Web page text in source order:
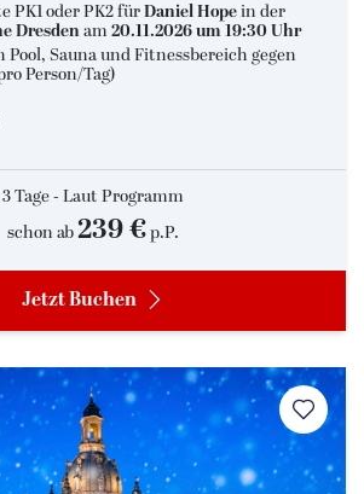
PK1 oder PK2 fürDaniel Hope in der
Dresden am 20.11.2026 um 19:30 Uhr
Pool, Sauna und Fitnessbereich gegen
Person/Tag)
3 Tage - Laut Programm
schon ab 239 € p.P.
Jetzt Buchen